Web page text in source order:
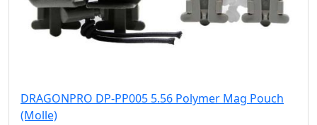
DRAGONPRO DP-PP005 5.56 Polymer Mag Pouch
(Molle)